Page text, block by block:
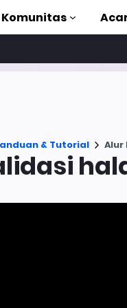
AMP
lengkap
Komunitas
& Tutorial Alur